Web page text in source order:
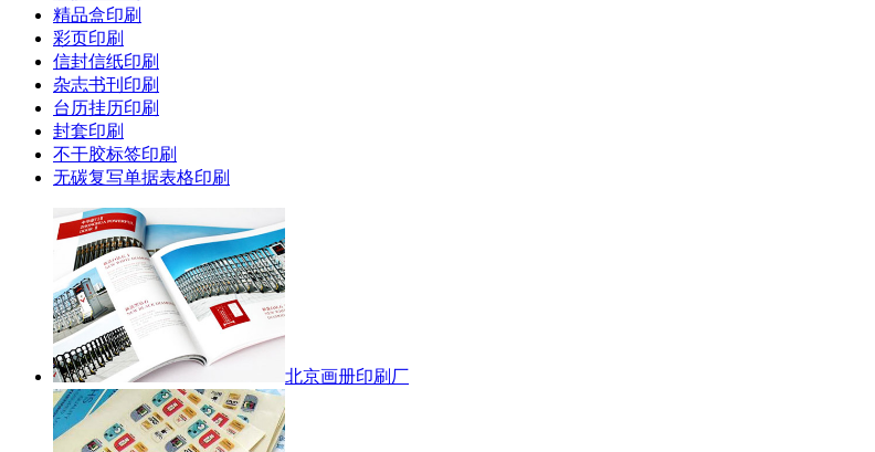
精品盒印刷
彩页印刷
信封信纸印刷
杂志书刊印刷
台历挂历印刷
封套印刷
不干胶标签印刷
无碳复写单据表格印刷
北京画册印刷厂